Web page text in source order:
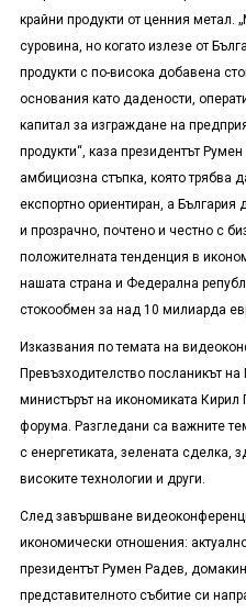
крайни продукти от ценния метал.
суровина, но когато излезе от
продукти с по-висока добавена
основания като дадености,
капитал за изграждане на
продукти“, каза президентът
амбициозна стъпка, която трябва
експортно ориентиран, а България
и прозрачно, почтено и честно с
положителната тенденция в
нашата страна и Федерална
стокообмен за над 10 милиарда
Изказвания по темата на
Превъзходителство посланикът
министърът на икономиката Кирил
форума. Разгледани са важните
с енергетиката, зелената сделка,
високите технологии и други.
След завършване
икономически отношения:
президентът Румен Радев,
представителното събитие си